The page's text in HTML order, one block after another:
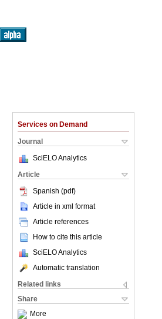
Services on Demand
Journal
SciELO Analytics
Article
Spanish (pdf)
Article in xml format
Article references
How to cite this article
SciELO Analytics
Automatic translation
Related links
Share
More